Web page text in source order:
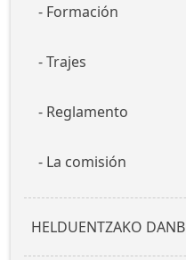
Formación
Trajes
Reglamento
La comisión
HELDUENTZAKO